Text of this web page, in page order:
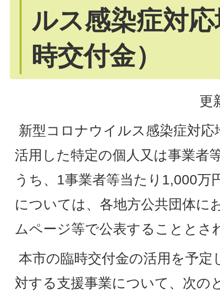
ルス感染症対
時交付金）
更
新型コロナウイルス感染症対応
活用した特定の個人又は事業者
うち、1事業者等当たり1,000万
については、各地方公共団体に
ムページ等で公表することとさ
本市の臨時交付金の活用を予定
対する支援事業について、次の